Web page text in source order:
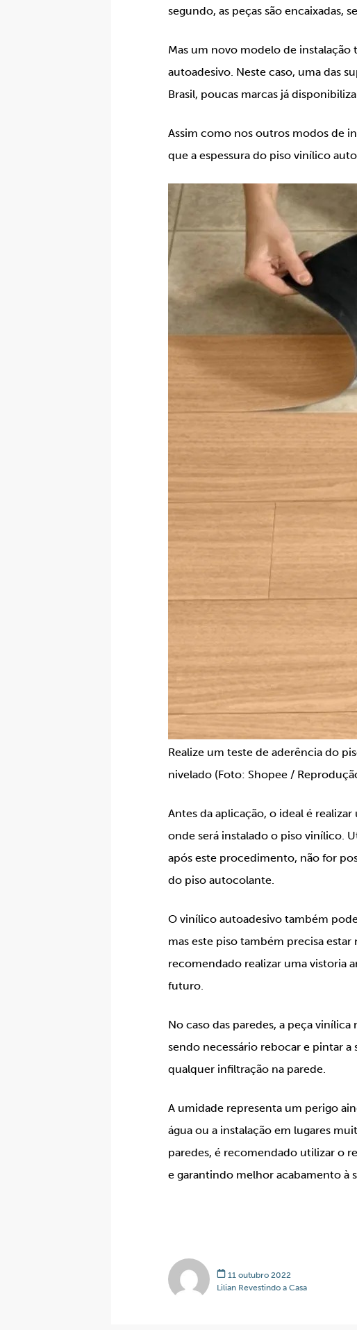
segundo, as peças são encaixadas,
Mas um novo modelo de
autoadesivo. Neste caso, uma das
Brasil, poucas marcas já
Assim como nos outros modos de
que a espessura do piso vinílico
Realize um teste de aderência do
nivelado (Foto: Shopee /
Antes da aplicação, o ideal é
onde será instalado o piso vinílico.
após este procedimento, não for
do piso autocolante.
O vinílico autoadesivo também
mas este piso também precisa
recomendado realizar uma vistoria
futuro.
No caso das paredes, a peça
sendo necessário rebocar e pintar
qualquer infiltração na parede.
A umidade representa um perigo
água ou a instalação em lugares
paredes, é recomendado utilizar o
e garantindo melhor acabamento à
11 outubro 2022
Lilian Revestindo a Casa